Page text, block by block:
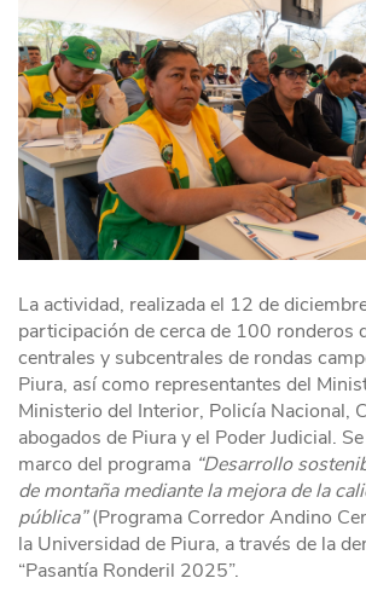
La actividad, realizada el 12 de
participación de cerca de 100 ronderos
centrales y subcentrales de rondas
Piura, así como representantes del
Ministerio del Interior, Policía Nacional,
abogados de Piura y el Poder Judicial.
marco del programa “Desarrollo
de montaña mediante la mejora de la
pública”(Programa Corredor Andino
la Universidad de Piura, a través de la
“Pasantía Ronderil 2025”.